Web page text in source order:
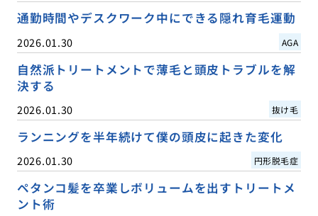
通勤時間やデスクワーク中にできる隠れ育毛運動
2026.01.30 AGA
自然派トリートメントで薄毛と頭皮トラブルを解
決する
2026.01.30 抜け毛
ランニングを半年続けて僕の頭皮に起きた変化
2026.01.30 円形脱毛症
ペタンコ髪を卒業しボリュームを出すトリートメ
ント術